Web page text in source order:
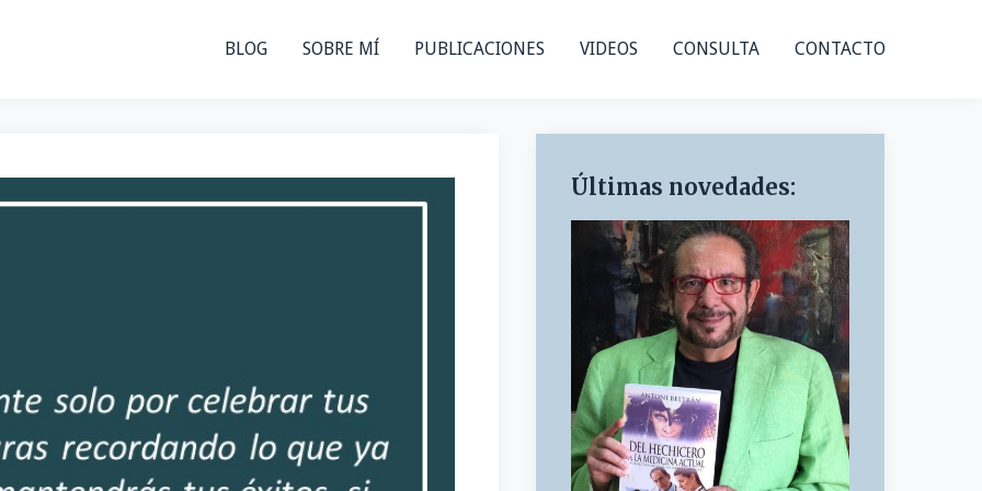
BLOG SOBRE MÍ PUBLICACIONES VIDEOS CONSULTA CONTACTO
Últimas novedades: